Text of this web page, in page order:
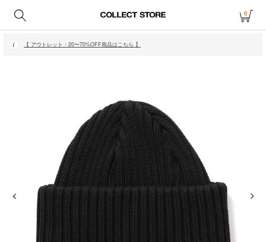
0
【 月〜金14時、土日祝12時までにご注文で当日発送・発送無休 】
【 アウトレット・20〜70%OFF商品はこちら 】
【 月〜金14時、土日祝12時までにご注文で当日発送・発送無休 】